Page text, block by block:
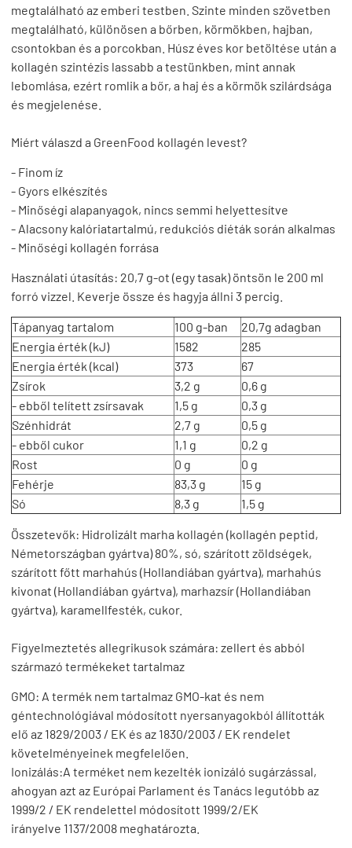
megtalálható az emberi testben. Szinte minden szövetben
megtalálható, különösen a bőrben, körmökben, hajban,
csontokban és a porcokban. Húsz éves kor betöltése után a
kollagén szintézis lassabb a testünkben, mint annak
lebomlása, ezért romlik a bőr, a haj és a körmök szilárdsága
és megjelenése.
Miért válaszd a GreenFood kollagén levest?
- Finom íz
- Gyors elkészítés
- Minőségi alapanyagok, nincs semmi helyettesítve
- Alacsony kalóriatartalmú, redukciós diéták során alkalmas
- Minőségi kollagén forrása
Használati útasítás: 20,7 g-ot (egy tasak) öntsön le 200 ml
forró vizzel. Keverje össze és hagyja állni 3 percig.
Tápanyag tartalom 100 g-ban
20,7g adagban
Energia érték (kJ)
1582
285
Energia érték (kcal)
373
67
Zsírok
3,2 g
0,6 g
- ebből telített zsírsavak
1,5 g
0,3 g
Szénhidrát
2,7 g
0,5 g
- ebből cukor
1,1 g
0,2 g
Rost
0 g
0 g
Fehérje
83,3 g
15 g
Só
8,3 g 1,5 g
Összetevők: Hidrolizált marha kollagén (kollagén peptid,
Németországban gyártva) 80%, só, szárított zöldségek,
szárított főtt marhahús (Hollandiában gyártva), marhahús
kivonat (Hollandiában gyártva), marhazsír (Hollandiában
gyártva), karamellfesték, cukor.
Figyelmeztetés allegrikusok számára: zellert és abból
származó termékeket tartalmaz
GMO: A termék nem tartalmaz GMO-kat és nem
géntechnológiával módosított nyersanyagokból állították
elő az 1829/2003 / EK és az 1830/2003 / EK rendelet
követelményeinek megfelelően.
Ionizálás:A terméket nem kezelték ionizáló sugárzással,
ahogyan azt az Európai Parlament és Tanács legutóbb az
1999/2 / EK rendelettel módosított 1999/2/EK
irányelve 1137/2008 meghatározta.